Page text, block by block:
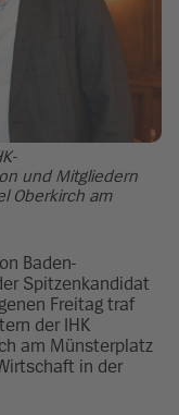
und Mitgliedern
Oberkirch am
Baden-
Spitzenkandidat
Freitag traf
der IHK
am Münsterplatz
in der